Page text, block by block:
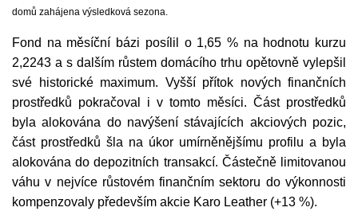
domů zahájena výsledková sezona.
Fond na měsíční bázi posílil o 1,65 % na hodnotu kurzu
2,2243 a s dalším růstem domácího trhu opětovně vylepšil
své historické maximum. Vyšší přítok nových finančních
prostředků pokračoval i v tomto měsíci. Část prostředků
byla alokována do navýšení stávajících akciových pozic,
část prostředků šla na úkor umírněnějšímu profilu a byla
alokována do depozitních transakcí. Částečně limitovanou
váhu v nejvíce růstovém finančním sektoru do výkonnosti
kompenzovaly především akcie Karo Leather (+13 %).